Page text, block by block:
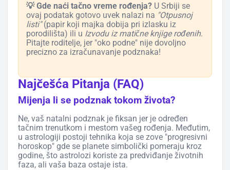
💡 Gde naći tačno vreme rođenja? U Srbiji se
ovaj podatak gotovo uvek nalazi na "Otpusnoj
listi"(papir koji majka dobija pri izlasku iz
porodilišta) ili u Izvodu iz matične knjige rođenih.
Pitajte roditelje, jer "oko podne" nije dovoljno
precizno za izračunavanje podznaka!
Najčešća Pitanja (FAQ)
Mijenja li se podznak tokom života?
Ne, vaš natalni podznak je fiksan jer je određen
tačnim trenutkom i mestom vašeg rođenja. Međutim,
u astrologiji postoji tehnika koja se zove "progresivni
horoskop" gde se planete simbolički pomeraju kroz
godine, što astrolozi koriste za predviđanje životnih
faza, ali vaša baza ostaje ista.